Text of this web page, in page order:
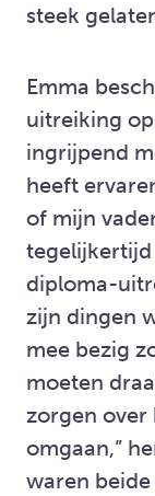
steek
Emma
uitreiking
ingrijpend
heeft
of mijn
diploma-
zijn dingen
mee bezig
moeten
zorgen over
omgaan,”
waren